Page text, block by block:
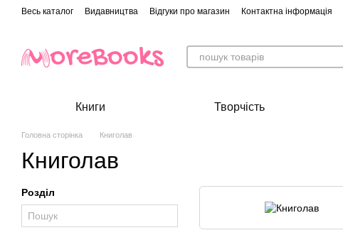
Перейти до основного контенту
Весь каталог Видавництва Відгуки про магазин Контактна інформація
Книги Творчість
Головна сторінка Книголав
Книголав
Розділ